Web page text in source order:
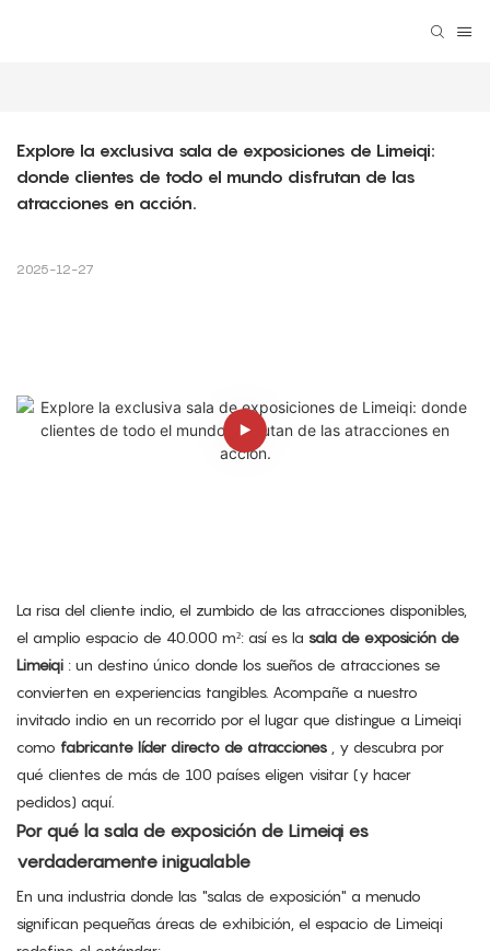
Explore la exclusiva sala de exposiciones de Limeiqi:
donde clientes de todo el mundo disfrutan de las
atracciones en acción.
2025-12-27
La risa del cliente indio, el zumbido de las atracciones disponibles,
el amplio espacio de 40.000 m²: así es la sala de exposición de
Limeiqi : un destino único donde los sueños de atracciones se
convierten en experiencias tangibles. Acompañe a nuestro
invitado indio en un recorrido por el lugar que distingue a Limeiqi
como fabricante líder directo de atracciones , y descubra por
qué clientes de más de 100 países eligen visitar (y hacer
pedidos) aquí.
Por qué la sala de exposición de Limeiqi es
verdaderamente inigualable
En una industria donde las "salas de exposición" a menudo
significan pequeñas áreas de exhibición, el espacio de Limeiqi